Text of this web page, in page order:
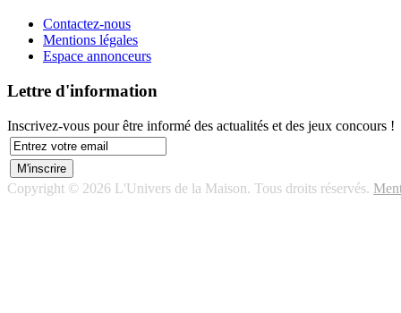
Contactez-nous
Mentions légales
Espace annonceurs
Lettre d'information
Inscrivez-vous pour être informé des actualités et des jeux concours !
Copyright © 2026 L'Univers de la Maison. Tous droits réservés.